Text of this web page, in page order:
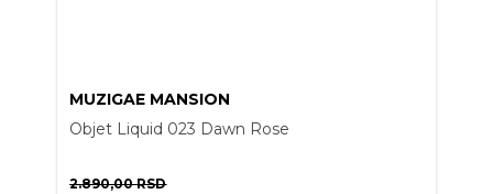
MUZIGAE MANSION
Objet Liquid 023 Dawn Rose
2.890,00RSD